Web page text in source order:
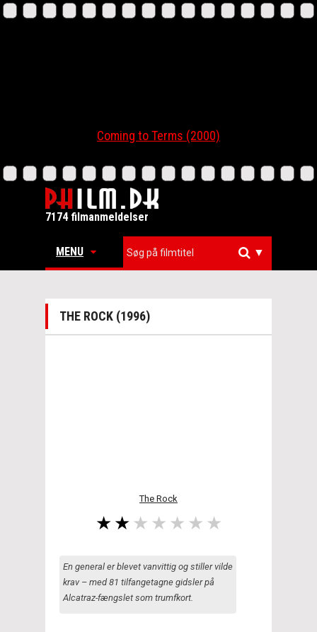
Coming to Terms (2000)
7174 filmanmeldelser
MENU ▼
THE ROCK (1996)
The Rock
En general er blevet vanvittig og stiller vilde
krav – med 81 tilfangetagne gidsler på
Alcatraz-fængslet som trumfkort.